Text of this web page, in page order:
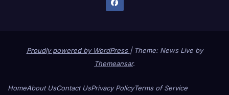
Proudly powered by WordPress | Theme: News Live by
Themeansar.
HomeAbout UsContact UsPrivacy PolicyTerms of Service